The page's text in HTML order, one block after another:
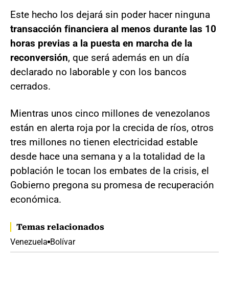
Este hecho los dejará sin poder hacer ninguna
transacción financiera al menos durante las 10
horas previas a la puesta en marcha de la
reconversión, que será además en un día
declarado no laborable y con los bancos
cerrados.
Mientras unos cinco millones de venezolanos
están en alerta roja por la crecida de ríos, otros
tres millones no tienen electricidad estable
desde hace una semana y a la totalidad de la
población le tocan los embates de la crisis, el
Gobierno pregona su promesa de recuperación
económica.
Temas relacionados
Venezuela Bolívar